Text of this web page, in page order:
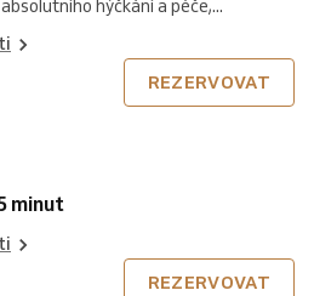
hýčkání a péče,...
REZERVOVAT
minut
REZERVOVAT